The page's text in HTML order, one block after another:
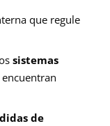
que regule
sistemas
de